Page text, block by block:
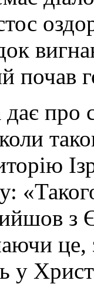
про
це,
у